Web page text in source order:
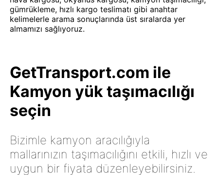
gümrükleme, hızlı kargo teslimatı gibi anahtar
kelimelerle arama sonuçlarında üst sıralarda yer
almamızı sağlıyoruz.
GetTransport.com ile
Kamyon yük taşımacılığı
seçin
Bizimle kamyon aracılığıyla
mallarınızın taşımacılığını etkili, hızlı ve
uygun bir fiyata düzenleyebilirsiniz.